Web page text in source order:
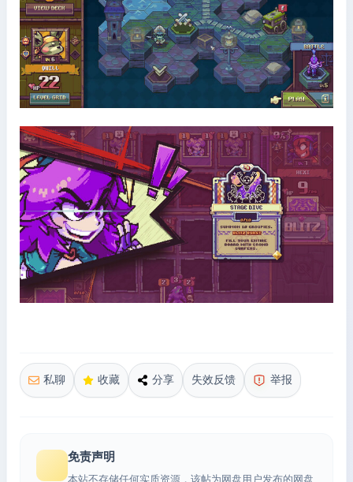
私聊 收藏 分享 失效反馈 举报
免责声明
本站不存储任何实质资源，该帖为网盘用户发布的网盘